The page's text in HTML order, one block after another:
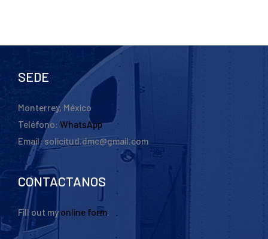
SEDE
Monterrey, México
Teléfono: WhatsApp
Email: solicitud.dmc@gmail.com
CONTACTANOS
Fill out my online form.